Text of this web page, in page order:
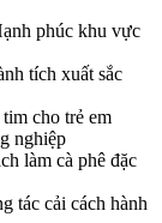
phúc khu vực
tích xuất sắc
cho trẻ em
nghiệp
làm cà phê đặc
tác cải cách hành